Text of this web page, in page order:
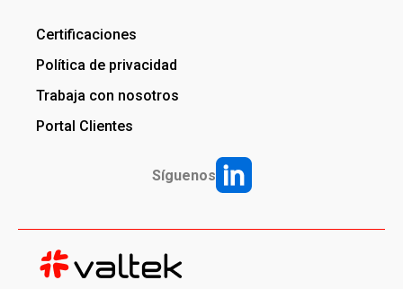
Certificaciones
Política de privacidad
Trabaja con nosotros
Portal Clientes
Síguenos